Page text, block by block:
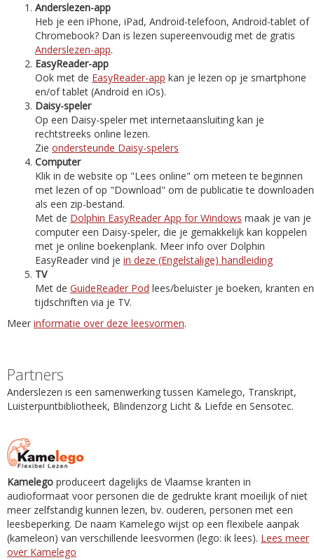
Anderslezen-app
Heb je een iPhone, iPad, Android-telefoon, Android-tablet of
Chromebook? Dan is lezen supereenvoudig met de gratis
Anderslezen-app.
EasyReader-app
Ook met de EasyReader-app kan je lezen op je smartphone
en/of tablet (Android en iOs).
Daisy-speler
Op een Daisy-speler met internetaansluiting kan je
rechtstreeks online lezen.
Zie ondersteunde Daisy-spelers
Computer
Klik in de website op "Lees online" om meteen te beginnen
met lezen of op "Download" om de publicatie te downloaden
als een zip-bestand.
Met de Dolphin EasyReader App for Windows maak je van je
computer een Daisy-speler, die je gemakkelijk kan koppelen
met je online boekenplank. Meer info over Dolphin
EasyReader vind je in deze (Engelstalige) handleiding
TV
Met de GuideReader Pod lees/beluister je boeken, kranten en
tijdschriften via je TV.
Meer informatie over deze leesvormen.
Partners
Anderslezen is een samenwerking tussen Kamelego, Transkript,
Luisterpuntbibliotheek, Blindenzorg Licht & Liefde en Sensotec.
Kamelego produceert dagelijks de Vlaamse kranten in
audioformaat voor personen die de gedrukte krant moeilijk of niet
meer zelfstandig kunnen lezen, bv. ouderen, personen met een
leesbeperking. De naam Kamelego wijst op een flexibele aanpak
(kameleon) van verschillende leesvormen (lego: ik lees). Lees meer
over Kamelego